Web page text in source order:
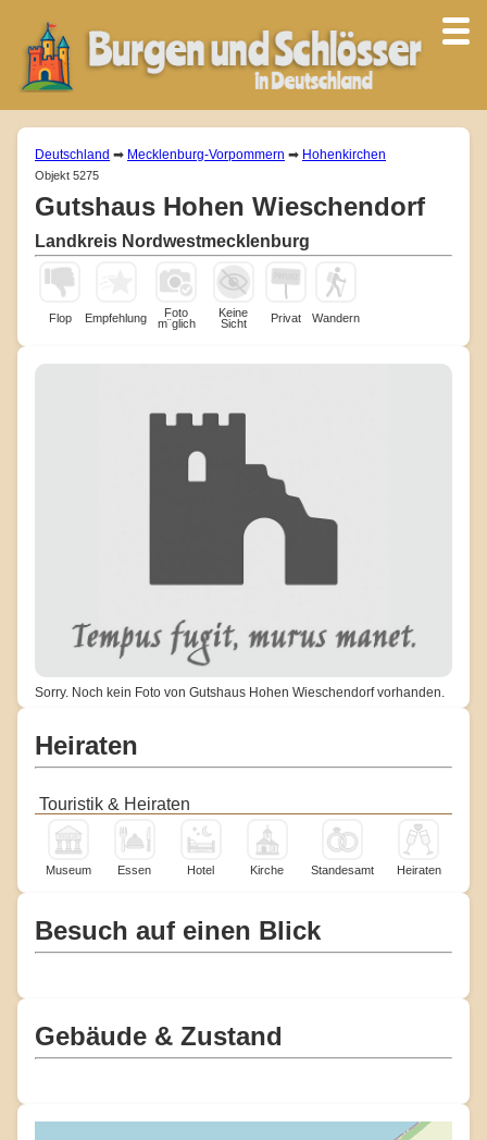
Deutschland ➡ Mecklenburg-Vorpommern ➡ Hohenkirchen
Objekt 5275
Gutshaus Hohen Wieschendorf
Landkreis Nordwestmecklenburg
Flop Empfehlung
Foto
m¨glich
Keine
Sicht
Privat Wandern
Sorry. Noch kein Foto von Gutshaus Hohen Wieschendorf vorhanden.
Heiraten
Touristik & Heiraten
Museum Essen Hotel Kirche Standesamt Heiraten
Besuch auf einen Blick
Gebäude & Zustand